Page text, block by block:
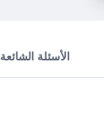
الأسئلة الشائعة